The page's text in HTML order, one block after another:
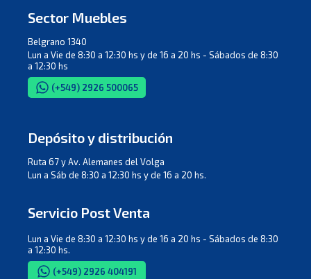
Sector Muebles
Belgrano 1340
Lun a Vie de 8:30 a 12:30 hs y de 16 a 20 hs - Sábados de 8:30
a 12:30 hs
(+549) 2926 500065
Depósito y distribución
Ruta 67 y Av. Alemanes del Volga
Lun a Sáb de 8:30 a 12:30 hs y de 16 a 20 hs.
Servicio Post Venta
Lun a Vie de 8:30 a 12:30 hs y de 16 a 20 hs - Sábados de 8:30
a 12:30 hs.
(+549) 2926 404191